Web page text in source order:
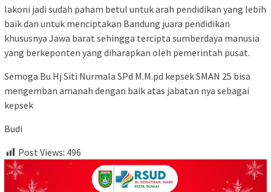
lakoni jadi sudah paham betul untuk arah pendidikan yang lebih
baik dan untuk menciptakan Bandung juara pendidikan
khususnya Jawa barat sehingga tercipta sumberdaya manusia
yang berkeponten yang diharapkan oleh pemerintah pusat.
Semoga Bu Hj Siti Nurmala SPd M.M.pd kepsek SMAN 25 bisa
mengemban amanah dengan baik atas jabatan nya sebagai
kepsek
Budi
Post Views: 496